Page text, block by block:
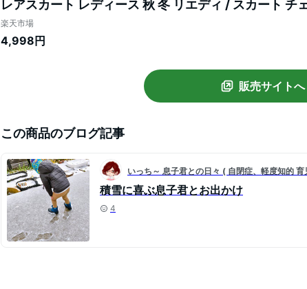
レアスカート レディース 秋 冬 リエディ / スカート チ
グ丈 ロングスカート マキシ マキシ丈 体型カバー ター
楽天市場
4,998円
販売サイトへ
この商品のブログ記事
いっち～ 息子君との日々 ( 自閉症、軽度知的 育
積雪に喜ぶ息子君とお出かけ
4